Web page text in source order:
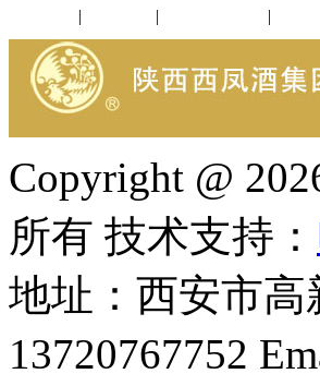
| | |
Copyright @
所有 技术支持：
地址：西安市高
13720767752